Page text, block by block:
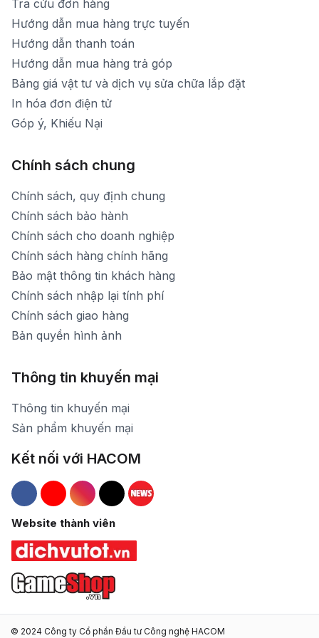
Tra cứu đơn hàng
Hướng dẫn mua hàng trực tuyến
Hướng dẫn thanh toán
Hướng dẫn mua hàng trả góp
Bảng giá vật tư và dịch vụ sửa chữa lắp đặt
In hóa đơn điện tử
Góp ý, Khiếu Nại
Chính sách chung
Chính sách, quy định chung
Chính sách bảo hành
Chính sách cho doanh nghiệp
Chính sách hàng chính hãng
Bảo mật thông tin khách hàng
Chính sách nhập lại tính phí
Chính sách giao hàng
Bản quyền hình ảnh
Thông tin khuyến mại
Thông tin khuyến mại
Sản phẩm khuyến mại
Kết nối với HACOM
Hacom Facebook
Hacom YouTube
Hacom Instagram
Hacom TikTok
Website thành viên
© 2024 Công ty Cổ phần Đầu tư Công nghệ HACOM